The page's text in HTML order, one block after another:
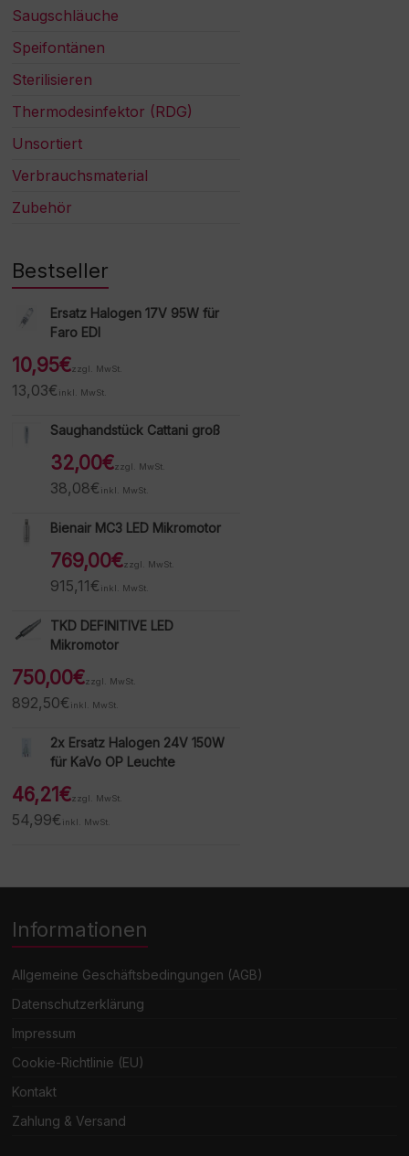
Saugschläuche
Speifontänen
Sterilisieren
Thermodesinfektor (RDG)
Unsortiert
Verbrauchsmaterial
Zubehör
Bestseller
Ersatz Halogen 17V 95W für
Faro EDI
10,95€zzgl. MwSt.
13,03€ inkl. MwSt.
Saughandstück Cattani groß
32,00€zzgl. MwSt.
38,08€ inkl. MwSt.
Bienair MC3 LED Mikromotor
769,00€zzgl. MwSt.
915,11€ inkl. MwSt.
TKD DEFINITIVE LED
Mikromotor
750,00€zzgl. MwSt.
892,50€ inkl. MwSt.
2x Ersatz Halogen 24V 150W
für KaVo OP Leuchte
46,21€zzgl. MwSt.
54,99€ inkl. MwSt.
Informationen
Allgemeine Geschäftsbedingungen (AGB)
Datenschutzerklärung
Impressum
Cookie-Richtlinie (EU)
Kontakt
Zahlung & Versand